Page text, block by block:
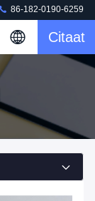
86-182-0190-6259
Citaat